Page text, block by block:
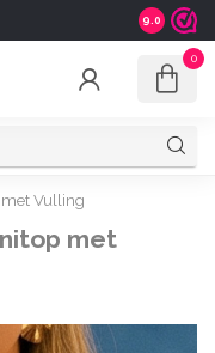
Shipping
9.0
0
Vulling
met